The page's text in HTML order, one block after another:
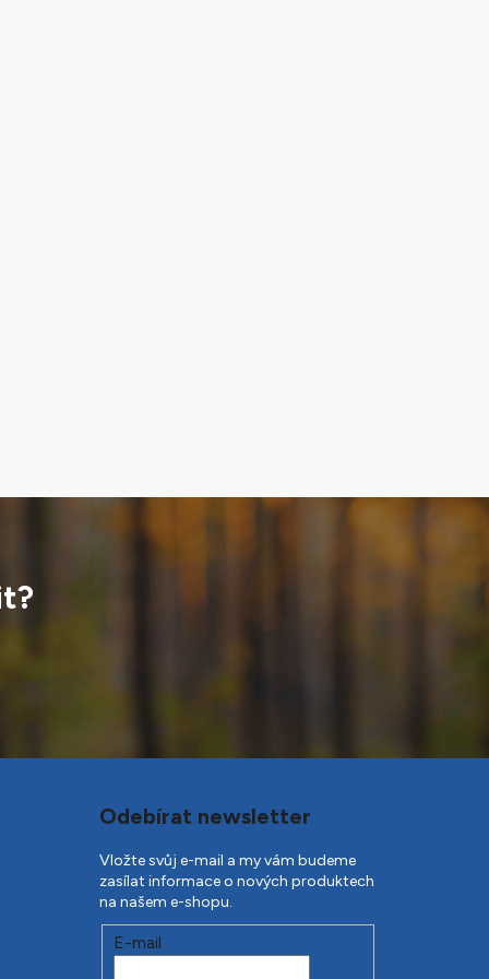
Odebírat newsletter
Vložte svůj e-mail a my vám budeme
zasílat informace o nových produktech
na našem e-shopu.
E-mail